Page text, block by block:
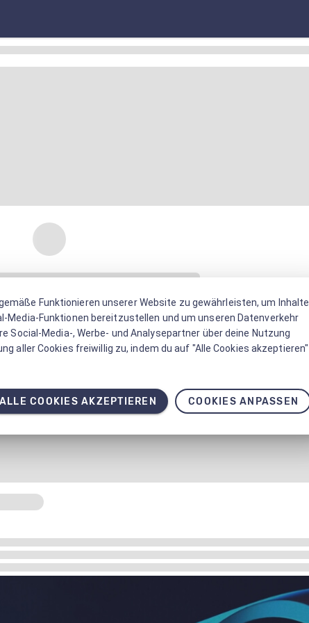
Funktionieren unserer Website zu gewährleisten, um Inhalte
Media-Funktionen bereitzustellen und um unseren Datenverkehr
Social-Media-, Werbe- und Analysepartner über deine Nutzung
aller Cookies freiwillig zu, indem du auf "Alle Cookies akzeptieren"
ALLE COOKIES AKZEPTIEREN COOKIES ANPASSEN